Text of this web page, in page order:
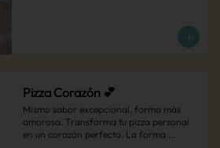
Pizza Corazón 💕
Mismo sabor excepcional, forma más
amorosa. Transforma tu pizza personal
en un corazón perfecto. La forma